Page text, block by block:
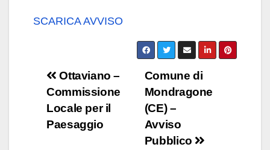
SCARICA AVVISO
Navigazione
articoli
Comune di
Mondragone
(CE) –
Avviso
Pubblico
Ottaviano –
Commissione
Locale per il
Paesaggio